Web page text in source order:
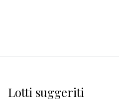
Lotti suggeriti